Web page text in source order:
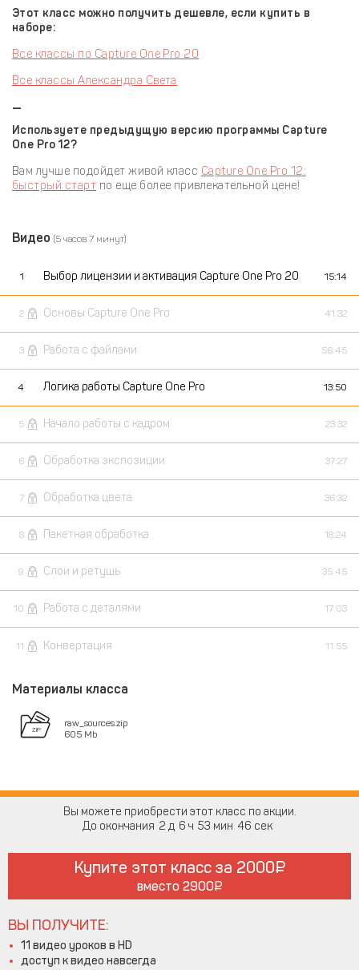
Этот класс можно получить дешевле, если купить в
наборе:
Все классы по Capture One Pro 20
Все классы Александра Света
—
Используете предыдущую версию программы Capture
One Pro 12?
Вам лучше подойдет живой класс Capture One Pro 12:
быстрый старт по еще более привлекательной цене!
Видео (5 часов 7 минут)
1 Выбор лицензии и активация Capture One Pro 20 15:14
2 Основы Capture One Pro 41:32
3 Работа с файлами 56:45
4 Логика работы Capture One Pro 13:50
5 Начало работы с кадром 23:32
6 Обработка экспозиции 37:27
7 Обработка цвета 36:32
8 Пакетная обработка 18:24
9 Слои и ретушь 35:45
10 Работа с деталями 17:03
11 Конвертация 11:55
Материалы класса
raw_sources.zip
605 Mb
Вы можете приобрести этот класс по акции.
До окончания 2 6 53 46
Купите этот класс за 2000
вместо 2900
ВЫ ПОЛУЧИТЕ:
11 видео уроков в HD
доступ к видео навсегда